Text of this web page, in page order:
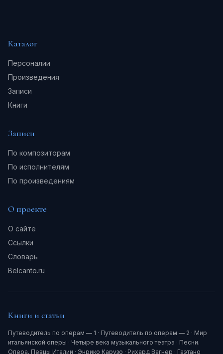
Каталог
Персоналии
Произведения
Записи
Книги
Записи
По композиторам
По исполнителям
По произведениям
О проекте
О сайте
Ссылки
Словарь
Belcanto.ru
Книги и статьи
Путеводитель по операм — 1 · Путеводитель по операм — 2 · Мир
итальянской оперы · Четыре века музыкального театра · Песни.
Опера. Певцы Италии · Энрико Карузо · Рихард Вагнер · Гаэтано